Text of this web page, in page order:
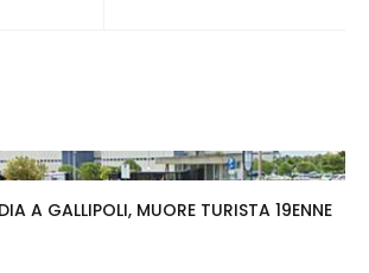
A GALLIPOLI, MUORE TURISTA 19ENNE